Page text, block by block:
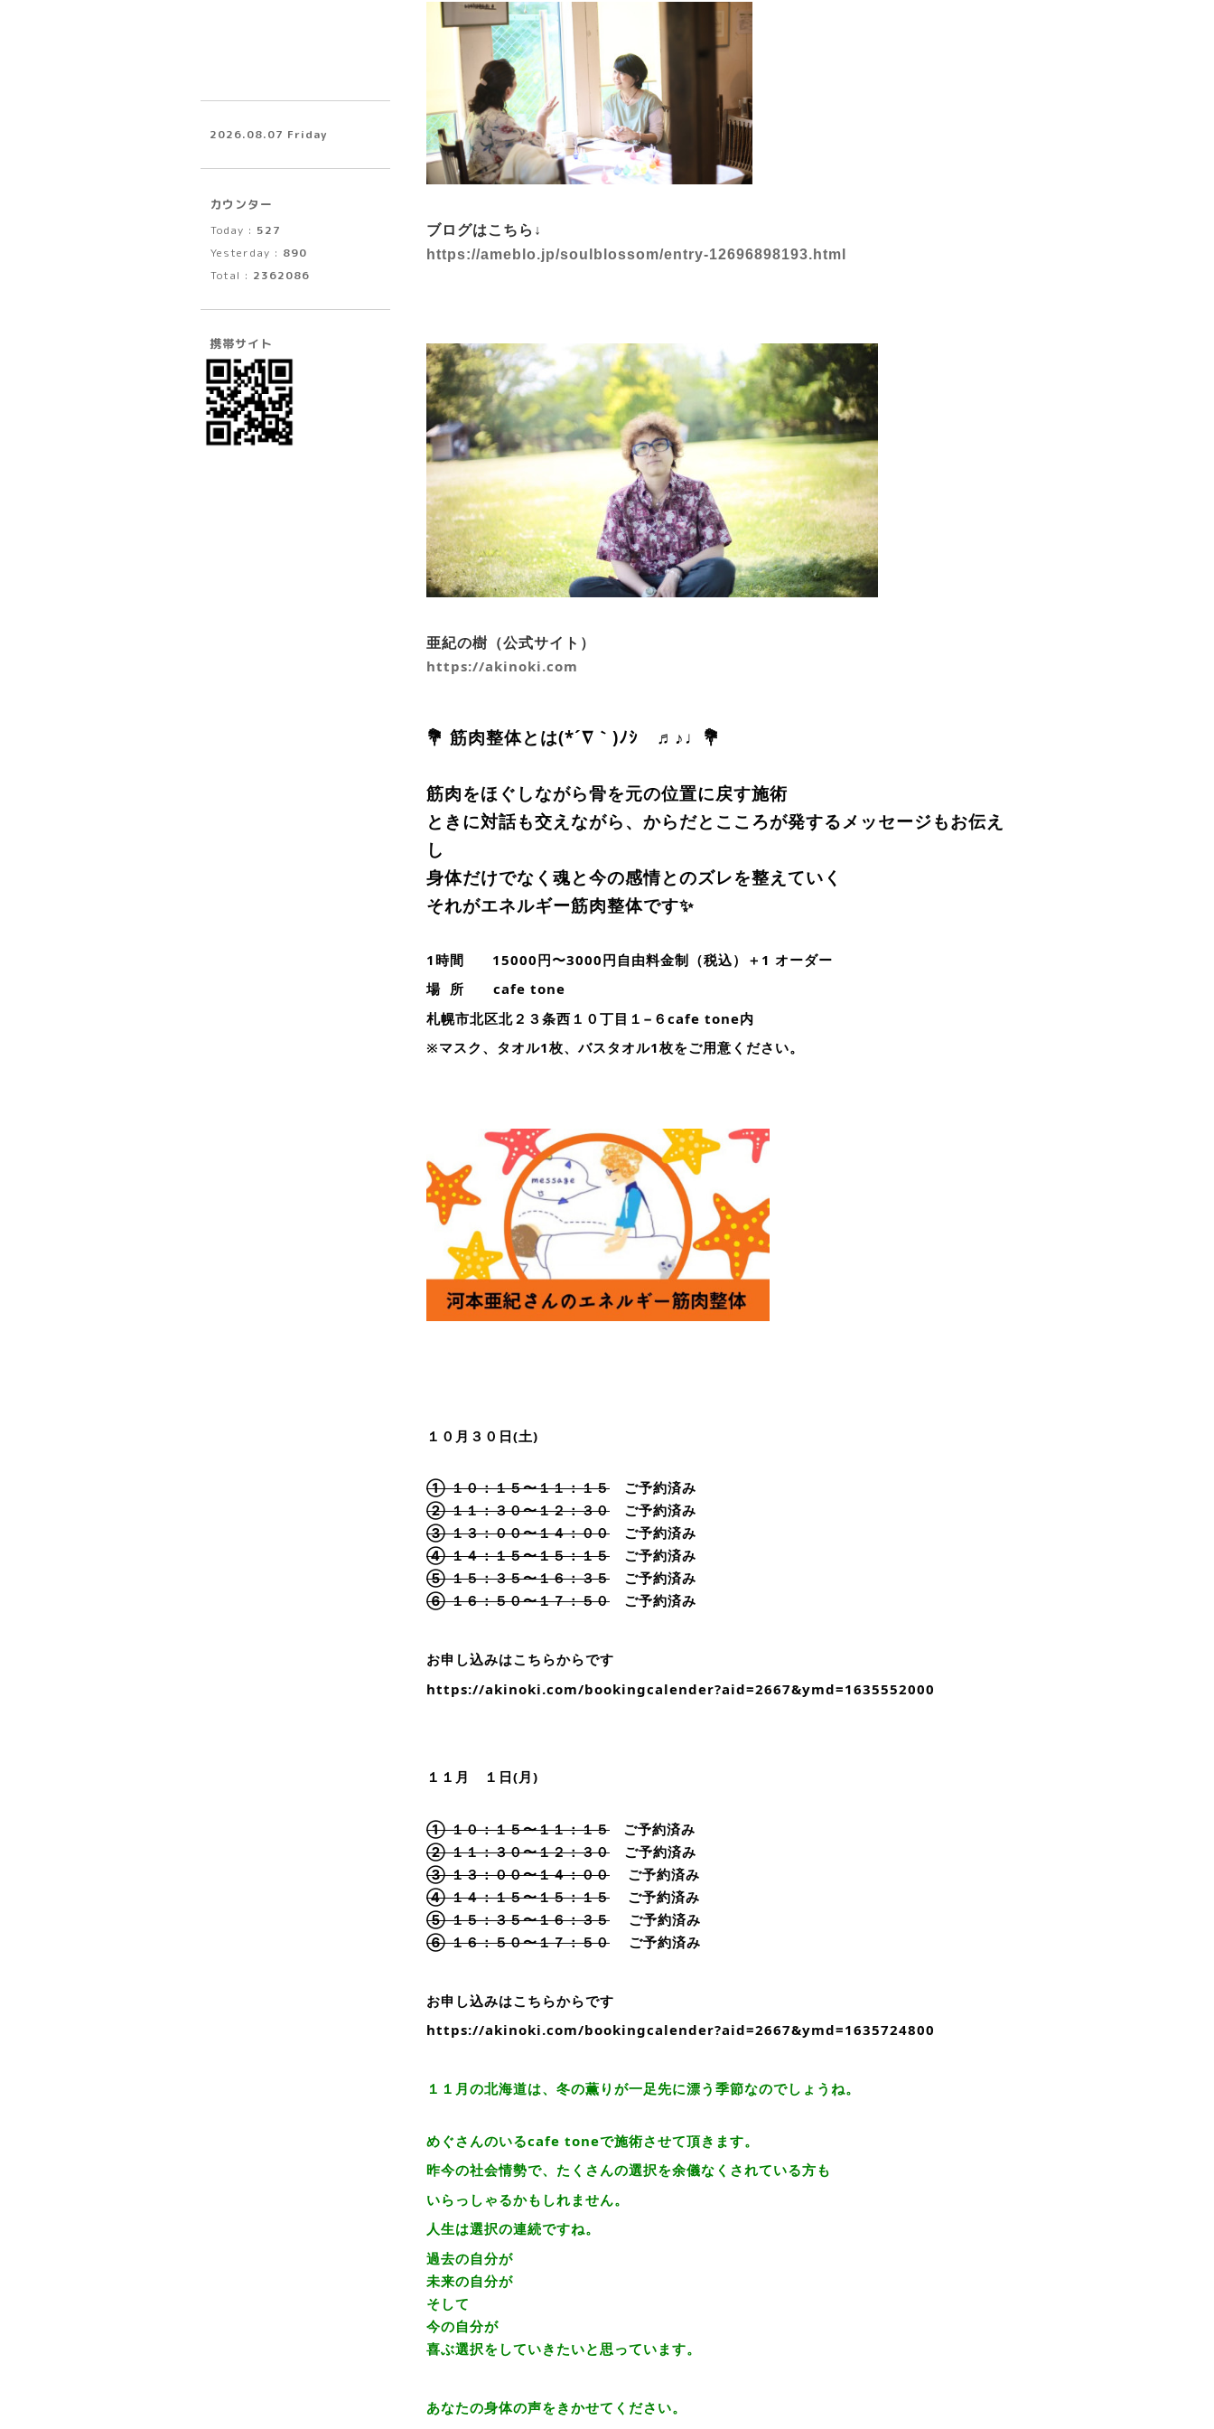
ブログはこちら↓
https://ameblo.jp/soulblossom/entry-12696898193.html
亜紀の樹（公式サイト）
https://akinoki.com
💐 筋肉整体とは(*´∇｀)ﾉｼ ♬♪♩💐
筋肉をほぐしながら骨を元の位置に戻す施術
ときに対話も交えながら、からだとこころが発するメッセージもお伝え
し
身体だけでなく魂と今の感情とのズレを整えていく
それがエネルギー筋肉整体です✨
1時間 15000円〜3000円自由料金制（税込）＋1 オーダー
場 所 cafe tone
札幌市北区北２３条西１０丁目１−６cafe tone内
※マスク、タオル1枚、バスタオル1枚をご用意ください。
１０月３０日(土)
① １０：１５〜１１：１５ ご予約済み
② １１：３０〜１２：３０ ご予約済み
③ １３：００〜１４：００ ご予約済み
④ １４：１５〜１５：１５ ご予約済み
⑤ １５：３５〜１６：３５ ご予約済み
⑥ １６：５０〜１７：５０ ご予約済み
お申し込みはこちらからです
https://akinoki.com/bookingcalender?aid=2667&ymd=1635552000
１１月 １日(月)
① １０：１５〜１１：１５ ご予約済み
② １１：３０〜１２：３０ ご予約済み
③ １３：００〜１４：００ ご予約済み
④ １４：１５〜１５：１５ ご予約済み
⑤ １５：３５〜１６：３５ ご予約済み
⑥ １６：５０〜１７：５０ ご予約済み
お申し込みはこちらからです
https://akinoki.com/bookingcalender?aid=2667&ymd=1635724800
１１月の北海道は、冬の薫りが一足先に漂う季節なのでしょうね。
めぐさんのいるcafe toneで施術させて頂きます。
昨今の社会情勢で、たくさんの選択を余儀なくされている方も
いらっしゃるかもしれません。
人生は選択の連続ですね。
過去の自分が
未来の自分が
そして
今の自分が
喜ぶ選択をしていきたいと思っています。
あなたの身体の声をきかせてください。
2026.08.07 Friday
カウンター
Today : 527
Yesterday : 890
Total : 2362086
携帯サイト